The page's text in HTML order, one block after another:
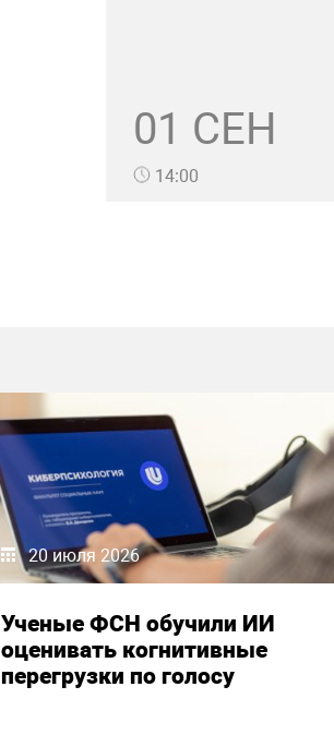
01 СЕН
14:00
20 июля 2026
Ученые ФСН обучили ИИ
оценивать когнитивные
перегрузки по голосу